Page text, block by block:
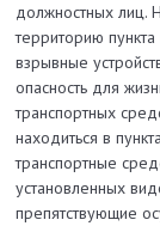
должностных лиц.
территорию
взрывные
опасность для
транспортных
находиться в
транспортные
установленных
препятствующие